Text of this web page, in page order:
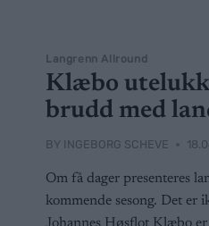
Langrenn Allround
Klæbo
brudd med
BY INGEBORG SCHEVE
Om få dager presenteres
kommende sesong. Det er